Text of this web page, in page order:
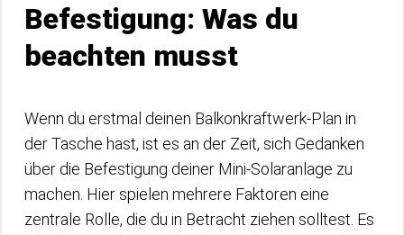
Befestigung: Was du
beachten musst
Wenn du erstmal deinen Balkonkraftwerk-Plan in
der Tasche hast, ist es an der Zeit, sich Gedanken
über die Befestigung deiner Mini-Solaranlage zu
machen. Hier spielen mehrere Faktoren eine
zentrale Rolle, die du in Betracht ziehen solltest. Es